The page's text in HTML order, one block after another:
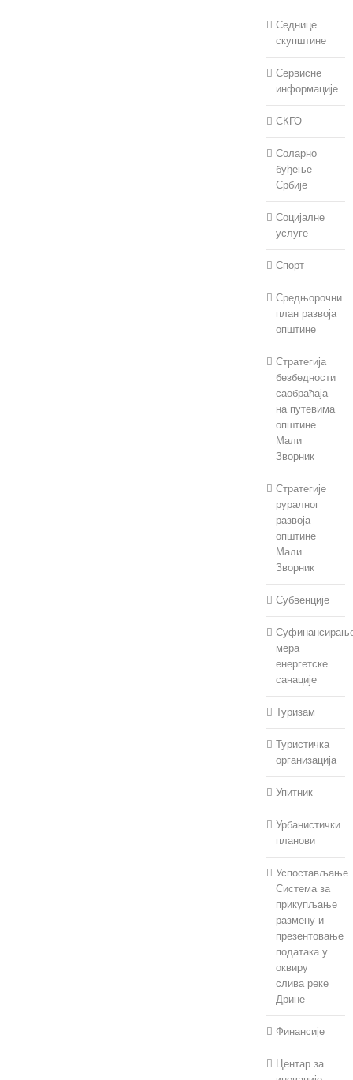
Седнице
скупштине
Сервисне
информације
СКГО
Соларно
буђење
Србије
Социјалне
услуге
Спорт
Средњорочни
план развоја
општине
Стратегија
безбедности
саобраћаја
на путевима
општине
Мали
Зворник
Стратегије
руралног
развоја
општине
Мали
Зворник
Субвенције
мера
енергетске
санације
Туризам
Туристичка
организација
Упитник
Урбанистички
планови
Успостављање
Система за
прикупљање
размену и
презентовање
података у
оквиру
слива реке
Дрине
Финансије
Центар за